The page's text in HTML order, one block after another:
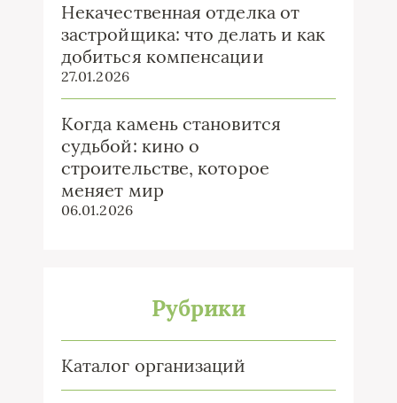
Некачественная отделка от
застройщика: что делать и как
добиться компенсации
27.01.2026
Когда камень становится
судьбой: кино о
строительстве, которое
меняет мир
06.01.2026
Рубрики
Каталог организаций